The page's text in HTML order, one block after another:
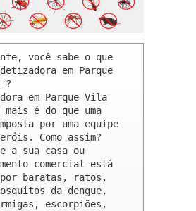
você sabe o que
em Parque
?
em Parque Vila
mais é do que uma
por uma equipe
Como assim?
a sua casa ou
comercial está
baratas, ratos,
da dengue,
escorpiões,